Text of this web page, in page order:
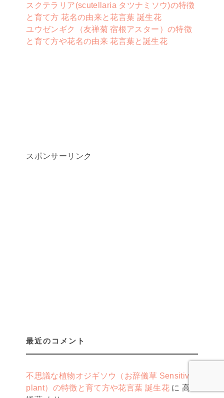
スクテラリア(scutellaria タツナミソウ)の特徴
と育て方 花名の由来と花言葉 誕生花
ユウゼンギク（友禅菊 宿根アスター）の特徴
と育て方や花名の由来 花言葉と誕生花
スポンサーリンク
最近のコメント
不思議な植物オジギソウ（お辞儀草 Sensitive
plant）の特徴と育て方や花言葉 誕生花に高